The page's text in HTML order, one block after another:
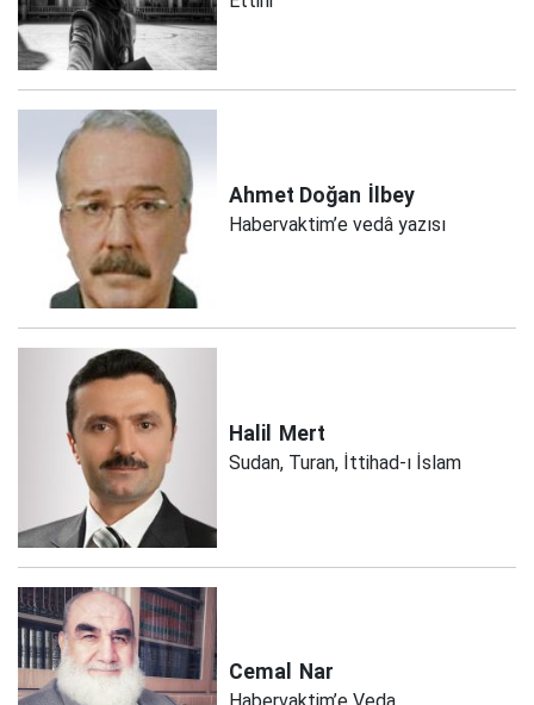
Ahmet Doğan İlbey
Habervaktim’e vedâ yazısı
Halil Mert
Sudan, Turan, İttihad-ı İslam
Cemal Nar